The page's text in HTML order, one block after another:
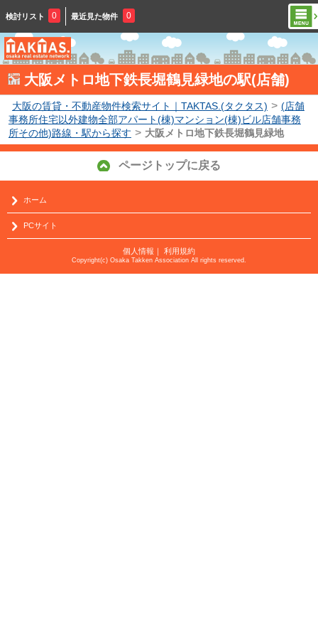
検討リスト 0 最近見た物件 0
大阪メトロ地下鉄長堀鶴見緑地の駅(店舗)
大阪の賃貸・不動産物件検索サイト｜TAKTAS.(タクタス) > (店舗
事務所住宅以外建物全部アパート(棟)マンション(棟)ビル店舗事務
所その他)路線・駅から探す > 大阪メトロ地下鉄長堀鶴見緑地
ページトップに戻る
ホーム
PCサイト
個人情報 ｜ 利用規約
Copyright(c) Osaka Takken Association All rights reserved.